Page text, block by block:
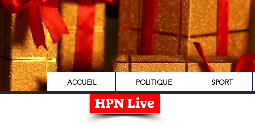
ACCUEIL POLITIQUE SPORT
HPN Live